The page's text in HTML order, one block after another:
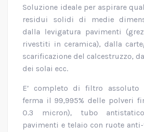
Soluzione ideale per aspirare
residui solidi di medie
dalla levigatura pavimenti
rivestiti in ceramica), dalla
scarificazione del calcestruzzo,
dei solai ecc.
E’ completo di filtro assoluto
ferma il 99,995% delle polveri
0.3 micron), tubo
pavimenti e telaio con ruote